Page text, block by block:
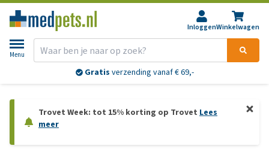
InloggenWinkelwagen
Menu
Gratis verzending vanaf € 69,-
Trovet Week: tot 15% korting op Trovet Lees
meer